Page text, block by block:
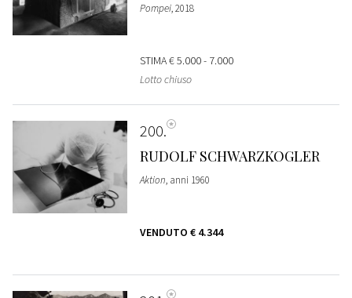
Pompei, 2018
STIMA€ 5.000 - 7.000
Lotto chiuso
200
RUDOLF SCHWARZKOGLER
Aktion, anni 1960
VENDUTO € 4.344